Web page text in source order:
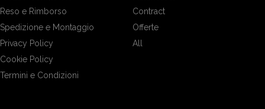
Reso e Rimborso
Spedizione e Montaggio
Privacy Policy
Cookie Policy
Termini e Condizioni
Contract
Offerte
All